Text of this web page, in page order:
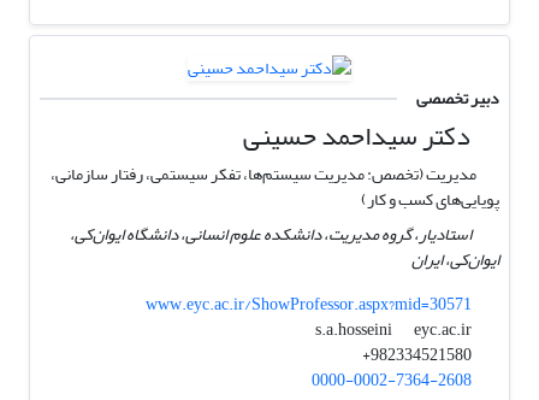
دبیر تخصصی
دکتر سیداحمد حسینی
مدیریت (تخصص: مدیریت سیستم‌ها، تفکر سیستمی، رفتار سازمانی،
پویایی‌های کسب و کار)
استادیار، گروه مدیریت، دانشکده علوم انسانی، دانشگاه ایوان‌کی،
ایوان‌کی، ایران
www.eyc.ac.ir/ShowProfessor.aspx?mid=30571
s.a.hosseini
eyc.ac.ir
982334521580+
0000-0002-7364-2608